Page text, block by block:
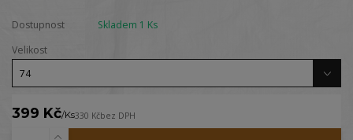
Dostupnost
Skladem 1 Ks
Velikost
399 Kč/Ks330 Kčbez DPH